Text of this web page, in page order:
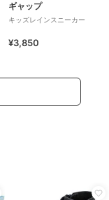
ギャップ
キッズレインスニーカー
¥3,850